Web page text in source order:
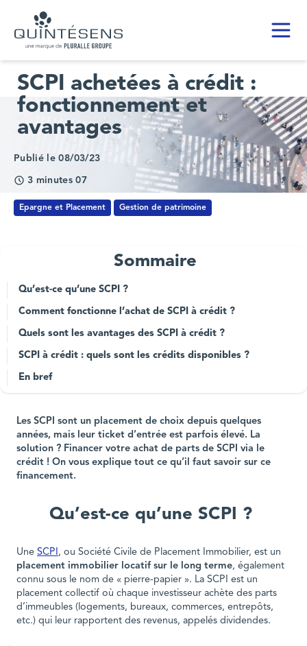
Home page
SCPI achetées à crédit :
fonctionnement et
avantages
Publié le 08/03/23
3 minutes 07
Epargne et Placement Gestion de patrimoine
Sommaire
Qu’est-ce qu’une SCPI ?
Comment fonctionne l’achat de SCPI à crédit ?
Quels sont les avantages des SCPI à crédit ?
SCPI à crédit : quels sont les crédits disponibles ?
En bref
Les SCPI sont un placement de choix depuis quelques
années, mais leur ticket d’entrée est parfois élevé. La
solution ? Financer votre achat de parts de SCPI via le
crédit ! On vous explique tout ce qu’il faut savoir sur ce
financement.
Qu’est-ce qu’une SCPI ?
Une SCPI , ou Société Civile de Placement Immobilier, est un
placement immobilier locatif sur le long terme, également
connu sous le nom de « pierre-papier ». La SCPI est un
placement collectif où chaque investisseur achète des parts
d’immeubles (logements, bureaux, commerces, entrepôts,
etc.) qui leur rapportent des revenus, appelés dividendes.